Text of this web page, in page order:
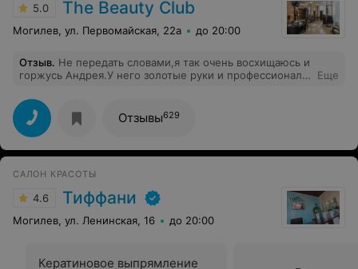
5.0 The Beauty Club
Могилев, ул. Первомайская, 22а до 20:00
Отзыв. Не передать словами,я так очень восхищаюсь и
горжусь Андрея.У него золотые руки и профессионал
довольна.И также спасибо большое за советы о том
что как правильно ухаживать за собой,и как правильно
сушить волосы феном,чтобы укладка была красивая и
ровная!)Много чего-то не знала и не умела сама
,теперь буду исправлять и учить,учить)Чмок ему ❤️
Еще
Отзывы629
САЛОН КРАСОТЫ
4.6 Тиффани
Могилев, ул. Ленинская, 16 до 20:00
Кератиновое выпрямление